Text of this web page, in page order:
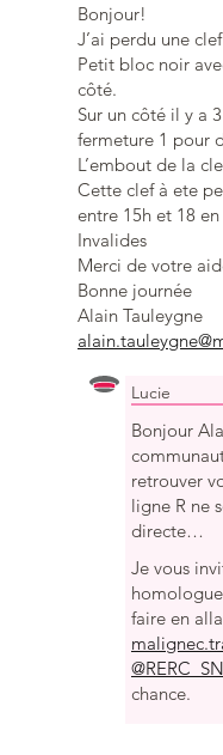
Bonjour!
J’ai perdu une
Petit bloc noir
côté.
Sur un côté il y a
fermeture 1 pour
L’embout de la
Cette clef à ete
entre 15h et 18
Invalides
Merci de votre
Bonne journée
Alain Tauleygne
Lucie
Bonjour
retrouver
ligne R ne
directe…
Je vous
faire en
chance.